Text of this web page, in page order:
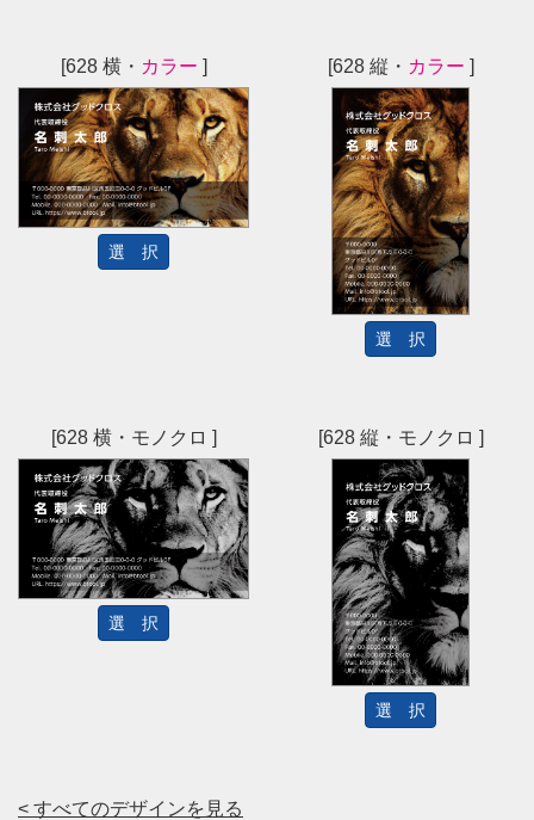
[628 横・ カラー ]
選 択
[628 縦・ カラー ]
選 択
[628 横・モノクロ ]
選 択
[628 縦・モノクロ ]
選 択
< すべてのデザインを見る